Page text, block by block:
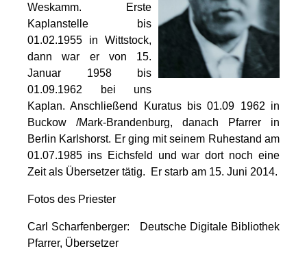
Weskamm. Erste
Kaplanstelle bis
01.02.1955 in Wittstock,
dann war er von 15.
Januar 1958 bis
01.09.1962 bei uns
Kaplan. Anschließend Kuratus bis 01.09 1962 in
Buckow /Mark-Brandenburg, danach Pfarrer in
Berlin Karlshorst. Er ging mit seinem Ruhestand am
01.07.1985 ins Eichsfeld und war dort noch eine
Zeit als Übersetzer tätig. Er starb am 15. Juni 2014.
Fotos des Priester
Carl Scharfenberger: Deutsche Digitale Bibliothek
Pfarrer, Übersetzer